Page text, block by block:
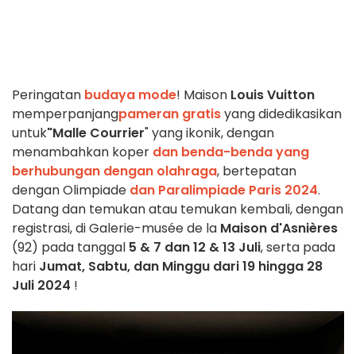
Peringatan budaya mode! Maison Louis Vuitton
memperpanjangpameran gratisyang didedikasikan
untuk"Malle Courrier" yang ikonik, dengan
menambahkan koper dan benda-benda yang
berhubungan dengan olahraga, bertepatan
dengan Olimpiade dan Paralimpiade Paris 2024.
Datang dan temukan atau temukan kembali, dengan
registrasi, di Galerie-musée de la Maison d'Asnières
(92) pada tanggal 5 & 7 dan 12 & 13 Juli, serta pada
hari Jumat, Sabtu, dan Minggu dari 19 hingga 28
Juli 2024 !